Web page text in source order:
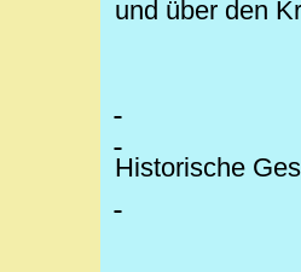
und über den
Historische